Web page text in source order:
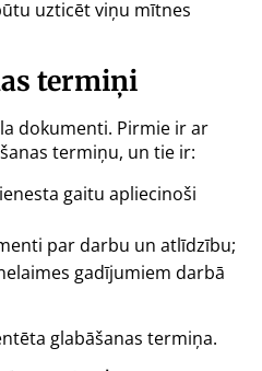
uzticēt viņu mītnes
termiņi
dokumenti. Pirmie ir ar
termiņu, un tie ir:
gaitu apliecinoši
par darbu un atlīdzību;
gadījumiem darbā
glabāšanas termiņa.